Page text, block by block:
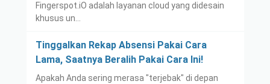
Fingerspot.iO adalah layanan cloud yang didesain
khusus un…
Tinggalkan Rekap Absensi Pakai Cara
Lama, Saatnya Beralih Pakai Cara Ini!
Apakah Anda sering merasa "terjebak" di depan